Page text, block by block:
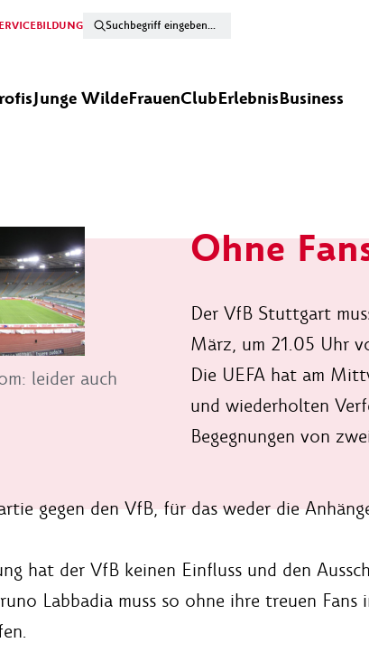
BILDUNG
Junge WildeFrauenClubErlebnisBusiness
leider auch
Ohne
Der VfB Stuttgart
März, um 21.05 Uhr
Die UEFA hat am
und wiederholten
Begegnungen von
gegen den VfB, für das weder die
hat der VfB keinen Einfluss und den
Labbadia muss so ohne ihre treuen